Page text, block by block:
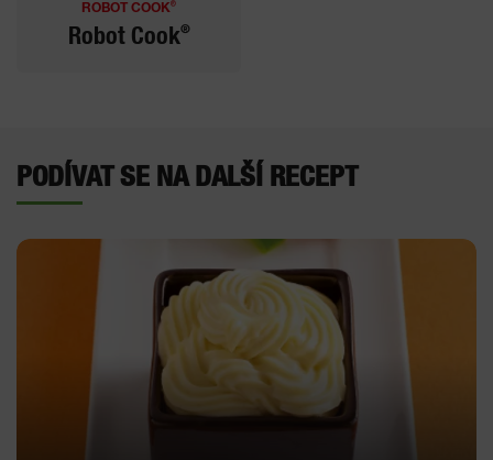
ROBOT COOK ®
Robot Cook®
PODÍVAT SE NA DALŠÍ RECEPT